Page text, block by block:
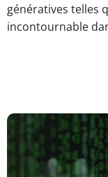
génératives telles
incontournable